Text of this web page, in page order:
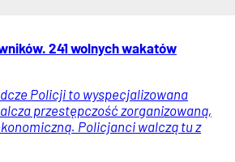
241 wolnych wakatów
Policji to wyspecjalizowana
przestępczość zorganizowaną,
Policjanci walczą tu z